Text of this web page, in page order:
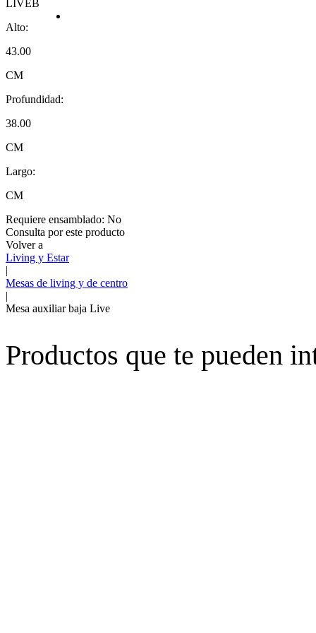
LIVEB
Alto:
43.00
CM
Profundidad:
38.00
CM
Largo:
CM
Requiere ensamblado: No
Consulta por este producto
Volver a
Living y Estar
|
Mesas de living y de centro
|
Mesa auxiliar baja Live
Productos que te pueden